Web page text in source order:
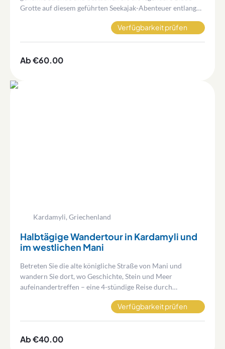
Grotte auf diesem geführten Seekajak-Abenteuer entlang
Verfügbarkeit prüfen
Ab €60.00
Kardamyli, Griechenland
Halbtägige Wandertour in Kardamyli und
im westlichen Mani
Betreten Sie die alte königliche Straße von Mani und
wandern Sie dort, wo Geschichte, Stein und Meer
aufeinandertreffen – eine 4-stündige Reise durch
Verfügbarkeit prüfen
Ab €40.00